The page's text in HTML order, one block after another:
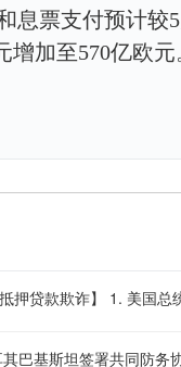
息票支付预计
增加至570亿欧元